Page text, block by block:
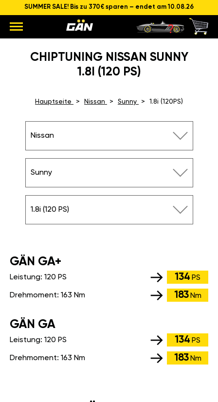
SUMMER SALE! Bis zu 370€ sparen – endet am 10.08.26
CHIPTUNING NISSAN SUNNY
1.8I (120 PS)
Hauptseite Nissan Sunny 1.8i (120PS)
Nissan
Sunny
1.8i (120 PS)
GÄN GA+
Leistung: 120 PS 134 PS
Drehmoment: 163 Nm 183 Nm
GÄN GA
Leistung: 120 PS 134 PS
Drehmoment: 163 Nm 183 Nm